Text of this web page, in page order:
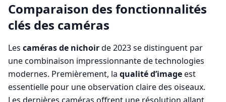
Comparaison des fonctionnalités
clés des caméras
Les caméras de nichoirde 2023 se distinguent par
une combinaison impressionnante de technologies
modernes. Premièrement, la qualité d’imageest
essentielle pour une observation claire des oiseaux.